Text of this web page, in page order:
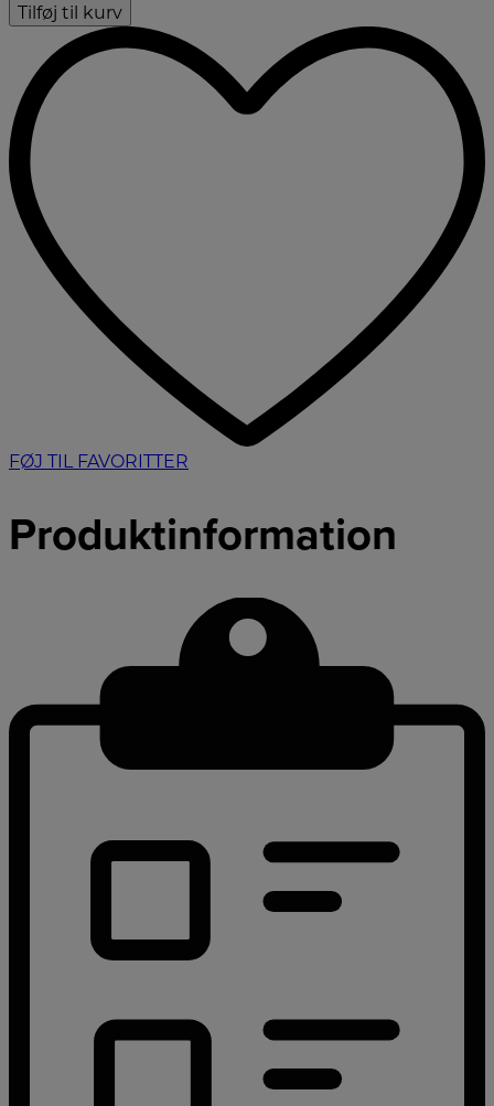
Tilføj til kurv
FØJ TIL FAVORITTER
Produktinformation